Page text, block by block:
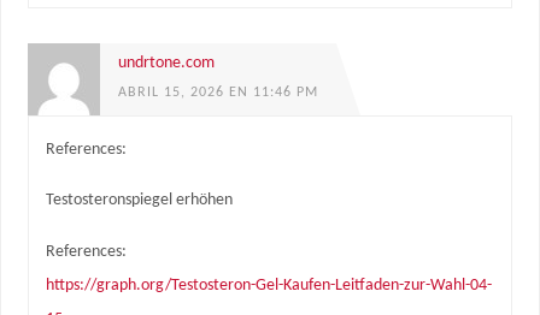
undrtone.com
ABRIL 15, 2026 EN 11:46 PM
References:
Testosteronspiegel erhöhen
References:
https://graph.org/Testosteron-Gel-Kaufen-Leitfaden-zur-Wahl-04-